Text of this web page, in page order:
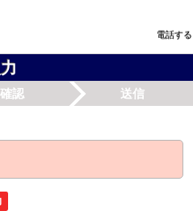
電話する
確認 送信